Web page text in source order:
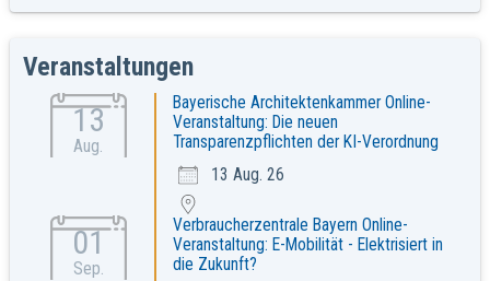
Veranstaltungen
13
Aug.
Bayerische Architektenkammer Online-
Veranstaltung: Die neuen
Transparenzpflichten der KI-Verordnung
13 Aug. 26
01
Sep.
Verbraucherzentrale Bayern Online-
Veranstaltung: E-Mobilität - Elektrisiert in
die Zukunft?